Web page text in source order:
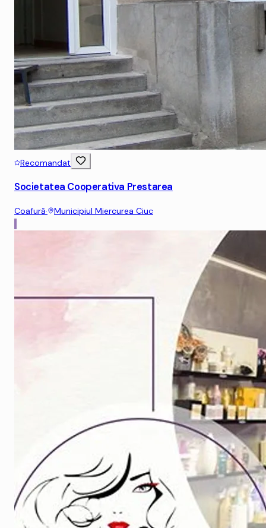
Recomandat
Societatea Cooperativa Prestarea
Coafură· Municipiul Miercurea Ciuc